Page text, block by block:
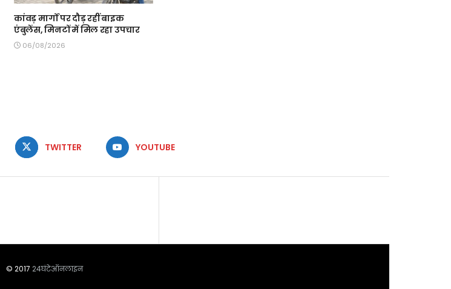
कांवड़ मार्गों पर दौड़ रहीं बाइक
एंबुलेंस, मिनटों में मिल रहा उपचार
06/08/2026
TWITTER YOUTUBE
© 2017 24घंटेऑनलाइन